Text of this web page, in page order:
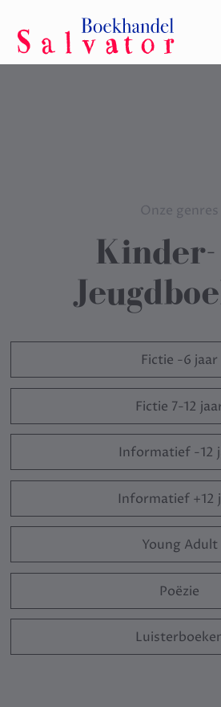
Onze genres
Fictie -6 jaar
Fictie 7-12
Informatief -12
Informatief +12
Young Adult
Poëzie